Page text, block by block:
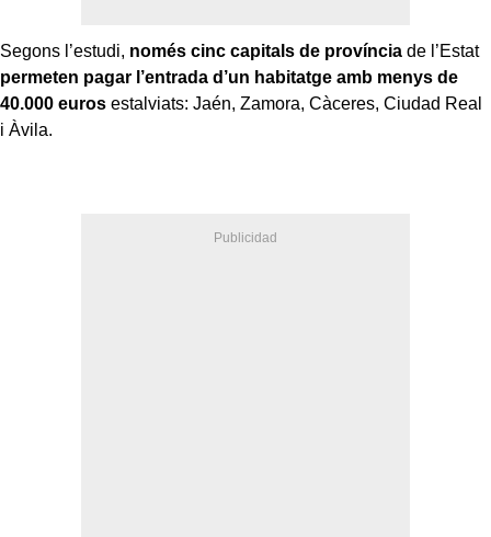
Segons l’estudi, només cinc capitals de província de l’Estat
permeten pagar l’entrada d’un habitatge amb menys de
40.000 euros estalviats: Jaén, Zamora, Càceres, Ciudad Real
i Àvila.